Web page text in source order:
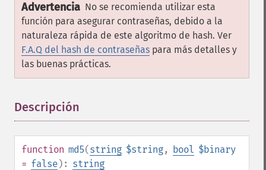
Advertencia No se recomienda utilizar esta
función para asegurar contraseñas, debido a la
naturaleza rápida de este algoritmo de hash. Ver
F.A.Q del hash de contraseñas para más detalles y
las buenas prácticas.
Descripción
function md5(string $string, bool $binary
= false): string